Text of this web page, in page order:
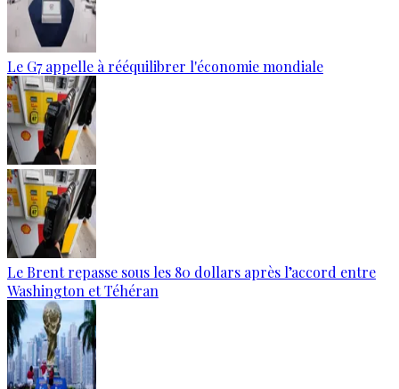
Le G7 appelle à rééquilibrer l'économie mondiale
Le Brent repasse sous les 80 dollars après l’accord entre
Washington et Téhéran